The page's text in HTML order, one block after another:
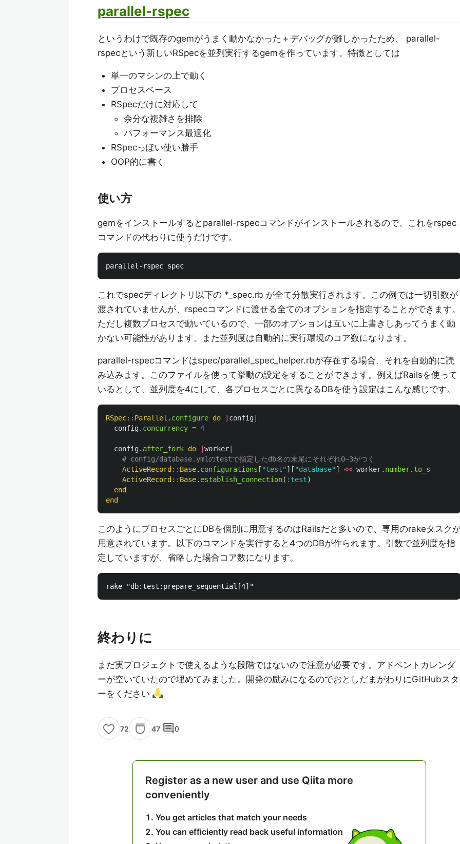
parallel-rspec
というわけで既存のgemがうまく動かなかった＋デバッグが難しかったため、 parallel-
rspecという新しいRSpecを並列実行するgemを作っています。特徴としては
単一のマシンの上で動く
プロセスベース
RSpecだけに対応して
余分な複雑さを排除
パフォーマンス最適化
RSpecっぽい使い勝手
OOP的に書く
使い方
gemをインストールするとparallel-rspecコマンドがインストールされるので、これをrspec
コマンドの代わりに使うだけです。
これでspecディレクトリ以下の *_spec.rb が全て分散実行されます。この例では一切引数が
渡されていませんが、rspecコマンドに渡せる全てのオプションを指定することができます。
ただし複数プロセスで動いているので、一部のオプションは互いに上書きしあってうまく動
かない可能性があります。また並列度は自動的に実行環境のコア数になります。
parallel-rspecコマンドはspec/parallel_spec_helper.rbが存在する場合、それを自動的に読
み込みます。このファイルを使って挙動の設定をすることができます。例えばRailsを使って
いるとして、並列度を4にして、各プロセスごとに異なるDBを使う設定はこんな感じです。
RSpec:: Parallel . configure do config
config. concurrency = 4
config. after_fork do worker
# config/database.ymlのtestで指定したdb名の末尾にそれぞれ0~3がつく
ActiveRecord :: Base. configurations [ "test" ][ "database" ] << worker. number. to_s
ActiveRecord :: Base. establish_connection( :test)
end
end
このようにプロセスごとにDBを個別に用意するのはRailsだと多いので、専用のrakeタスク
用意されています。以下のコマンドを実行すると4つのDBが作られます。引数で並列度を指
定していますが、省略した場合コア数になります。
終わりに
まだ実プロジェクトで使えるような段階ではないので注意が必要です。アドベントカレンダ
ーが空いていたので埋めてみました。開発の励みになるのでおとしだまがわりにGitHubスタ
ーをください
72 47 comment0
Register as a new user and use Qiita more
conveniently
You get articles that match your needs
You can efficiently read back useful information